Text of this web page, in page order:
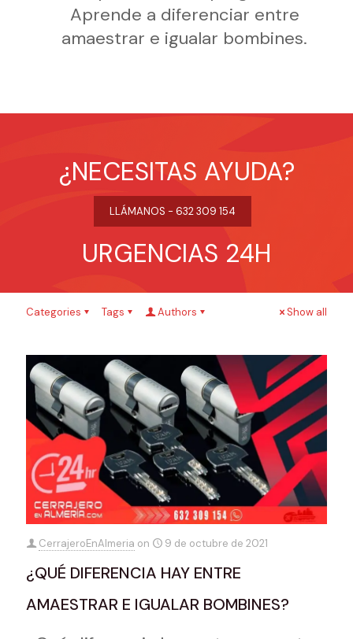
Aprende a diferenciar entre
amaestrar e igualar bombines.
¿NECESITAS AYUDA?
LLÁMANOS - 632 309 154
URGENCIAS 24H
Categories Tags Authors Show all
CerrajeroEnAlmeria on 9 de octubre de 2021
¿QUÉ DIFERENCIA HAY ENTRE
AMAESTRAR E IGUALAR BOMBINES?